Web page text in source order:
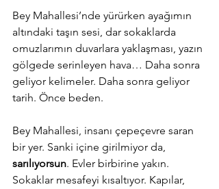
Bey Mahallesi’nde yürürken ayağımın
altındaki taşın sesi, dar sokaklarda
omuzlarımın duvarlara yaklaşması, yazın
gölgede serinleyen hava… Daha sonra
geliyor kelimeler. Daha sonra geliyor
tarih. Önce beden.
Bey Mahallesi, insanı çepeçevre saran
bir yer. Sanki içine girilmiyor da,
sarılıyorsun. Evler birbirine yakın.
Sokaklar mesafeyi kısaltıyor. Kapılar,